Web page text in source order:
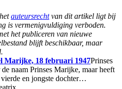
auteursrechtvan dit artikel ligt bij
is vermenigvuldiging verboden.
het publiceren van nieuwe
blijft beschikbaar, maar
Marijke, 18 februari 1947Prinses
naam Prinses Marijke, maar heeft
en jongste dochter…